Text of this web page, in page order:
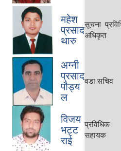
महेश
प्रसाद
थारु
सूचना
अधिकृत
अग्नी
प्रसाद
पौड्य
ल
वडा सचिव
विजय
भट्ट
राई
प्रविधिक
सहायक